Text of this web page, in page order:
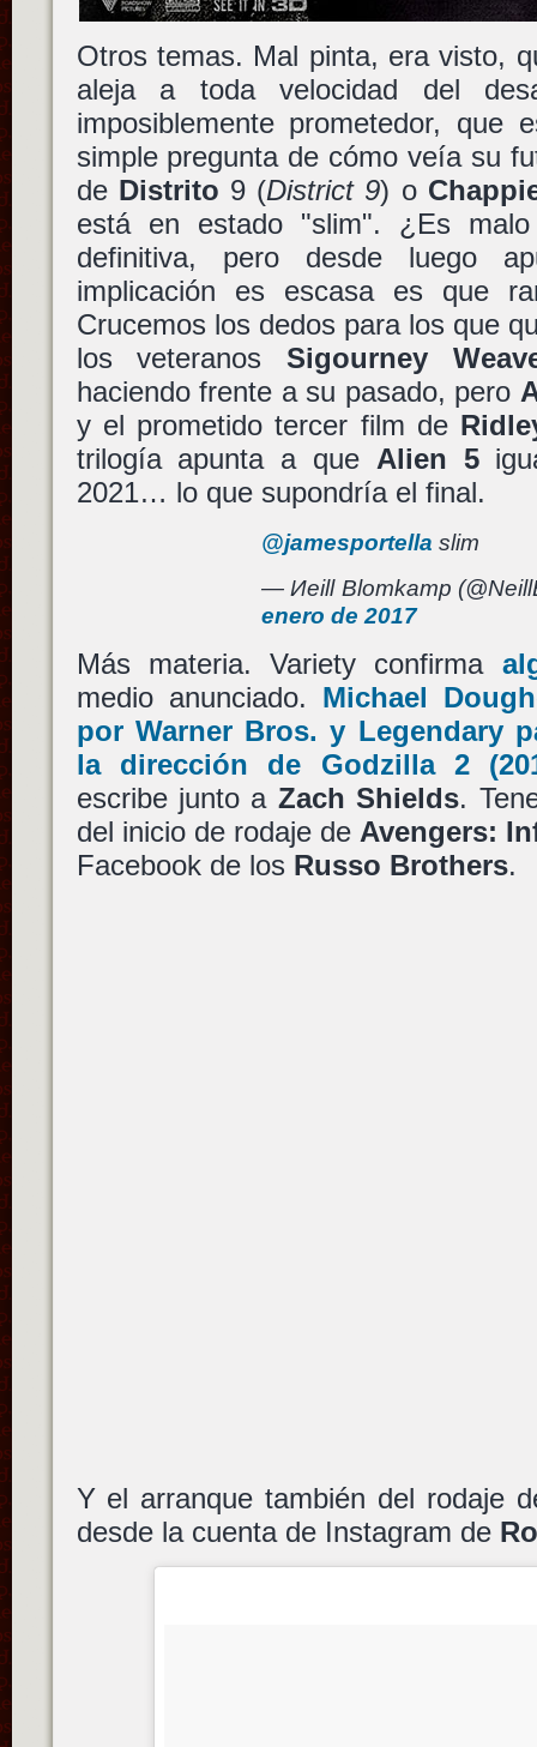
Otros temas. Mal pinta, era visto,
aleja a toda velocidad del
imposiblemente prometedor,
simple pregunta de cómo veía su
de Distrito 9 (District 9) o
está en estado "slim". ¿Es
definitiva, pero desde luego
implicación es escasa es que
Crucemos los dedos para los que
los veteranosSigourney
haciendo frente a su pasado, pero
y el prometido tercer film de
trilogía apunta a que Alien 5
2021… lo que supondría el final.
@jamesportella slim
— Иeill Blomkamp
enero de 2017
Más materia. Variety confirma
medio anunciado. Michael
por Warner Bros. y Legendary
la dirección de Godzilla 2
escribe junto a Zach Shields.
del inicio de rodaje de Avengers:
Facebook de los Russo Brothers.
Y el arranque también del rodaje
desde la cuenta de Instagram de